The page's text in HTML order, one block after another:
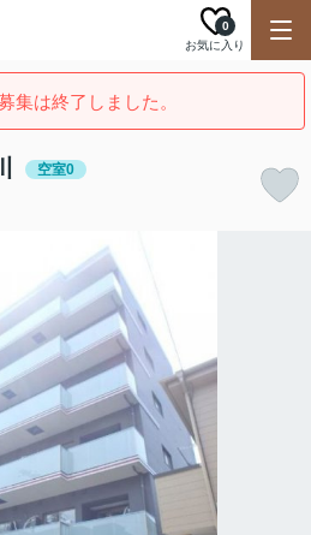
お気に入り
0
集は終了しました。
空室0